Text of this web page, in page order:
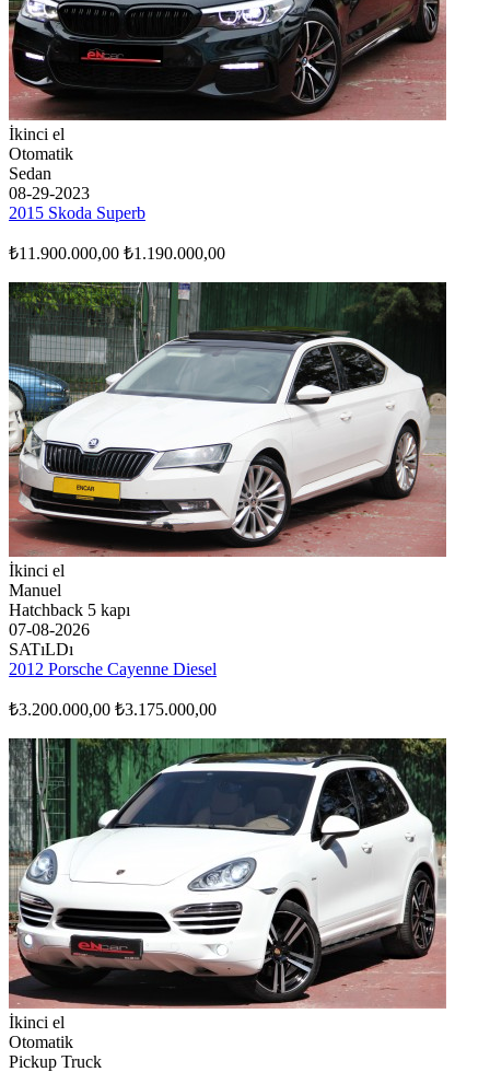
İkinci el
Otomatik
Sedan
08-29-2023
2015 Skoda Superb
₺11.900.000,00 ₺1.190.000,00
İkinci el
Manuel
Hatchback 5 kapı
07-08-2026
SATıLDı
2012 Porsche Cayenne Diesel
₺3.200.000,00 ₺3.175.000,00
İkinci el
Otomatik
Pickup Truck